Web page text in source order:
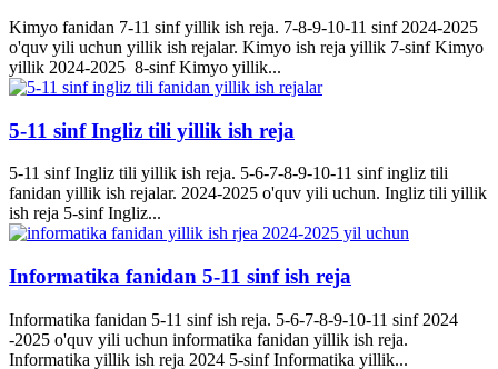
Kimyo fanidan 7-11 sinf yillik ish reja. 7-8-9-10-11 sinf 2024-2025
o'quv yili uchun yillik ish rejalar. Kimyo ish reja yillik 7-sinf Kimyo
yillik 2024-2025 8-sinf Kimyo yillik...
5-11 sinf Ingliz tili yillik ish reja
5-11 sinf Ingliz tili yillik ish reja. 5-6-7-8-9-10-11 sinf ingliz tili
fanidan yillik ish rejalar. 2024-2025 o'quv yili uchun. Ingliz tili yillik
ish reja 5-sinf Ingliz...
Informatika fanidan 5-11 sinf ish reja
Informatika fanidan 5-11 sinf ish reja. 5-6-7-8-9-10-11 sinf 2024
-2025 o'quv yili uchun informatika fanidan yillik ish reja.
Informatika yillik ish reja 2024 5-sinf Informatika yillik...